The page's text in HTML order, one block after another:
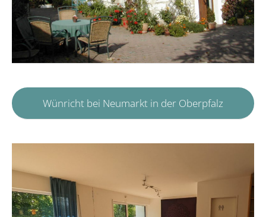
Wünricht bei Neumarkt in der Oberpfalz